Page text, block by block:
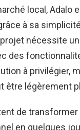
local, Adalo
à sa
nécessite
des
à privilégier,
être légèrement
de transformer
en quelques